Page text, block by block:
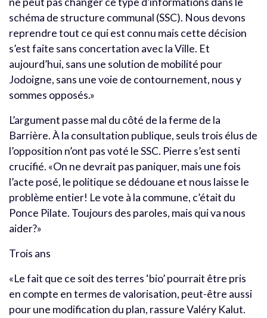
schéma de structure communal (SSC). Nous devons
reprendre tout ce qui est connu mais cette décision
s’est faite sans concertation avec la Ville. Et
aujourd’hui, sans une solution de mobilité pour
Jodoigne, sans une voie de contournement, nous y
sommes opposés.»
L’argument passe mal du côté de la ferme de la
Barrière. À la consultation publique, seuls trois élus de
l’opposition n’ont pas voté le SSC. Pierre s’est senti
crucifié. «On ne devrait pas paniquer, mais une fois
l’acte posé, le politique se dédouane et nous laisse le
problème entier! Le vote à la commune, c’était du
Ponce Pilate. Toujours des paroles, mais qui va nous
aider?»
Trois ans
«Le fait que ce soit des terres ‘bio’ pourrait être pris
en compte en termes de valorisation, peut-être aussi
pour une modification du plan, rassure Valéry Kalut.